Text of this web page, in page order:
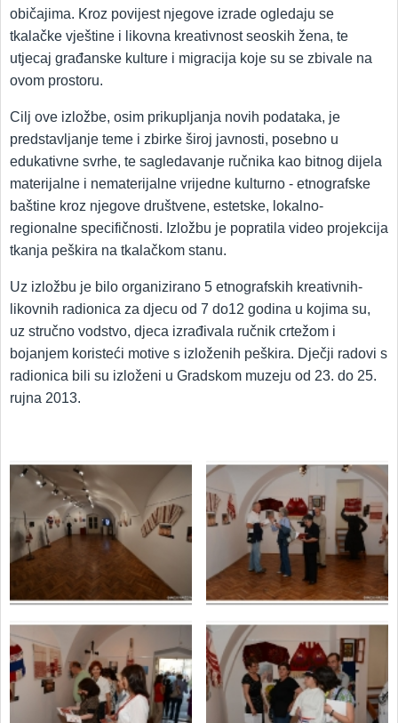
običajima. Kroz povijest njegove izrade ogledaju se
tkalačke vještine i likovna kreativnost seoskih žena, te
utjecaj građanske kulture i migracija koje su se zbivale na
ovom prostoru.
Cilj ove izložbe, osim prikupljanja novih podataka, je
predstavljanje teme i zbirke široj javnosti, posebno u
edukativne svrhe, te sagledavanje ručnika kao bitnog dijela
materijalne i nematerijalne vrijedne kulturno - etnografske
baštine kroz njegove društvene, estetske, lokalno-
regionalne specifičnosti. Izložbu je popratila video projekcija
tkanja peškira na tkalačkom stanu.
Uz izložbu je bilo organizirano 5 etnografskih kreativnih-
likovnih radionica za djecu od 7 do12 godina u kojima su,
uz stručno vodstvo, djeca izrađivala ručnik crtežom i
bojanjem koristeći motive s izloženih peškira. Dječji radovi s
radionica bili su izloženi u Gradskom muzeju od 23. do 25.
rujna 2013.